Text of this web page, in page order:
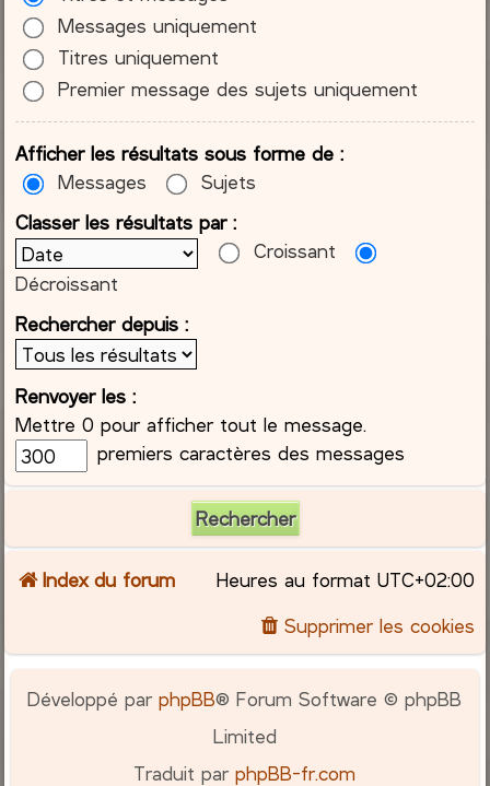
Messages uniquement
Titres uniquement
Premier message des sujets uniquement
Afficher les résultats sous forme de :
Messages
Sujets
Classer les résultats par :
Croissant
Décroissant
Rechercher depuis :
Renvoyer les :
Mettre 0 pour afficher tout le message.
premiers caractères des messages
Index du forum Heures au format UTC+02:00
Supprimer les cookies
Développé parphpBB® Forum Software © phpBB
Limited
Traduit parphpBB-fr.com